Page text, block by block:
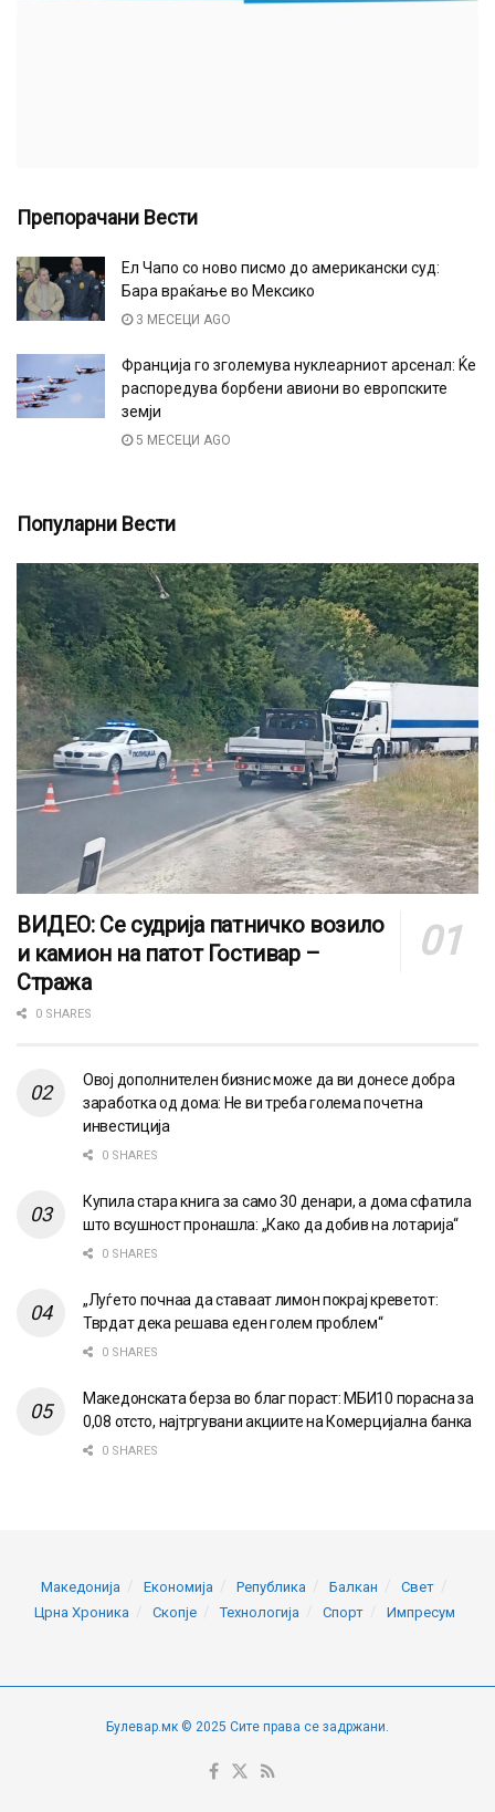
Препорачани Вести
Ел Чапо со ново писмо до американски суд:
Бара враќање во Мексико
3 МЕСЕЦИ AGO
Франција го зголемува нуклеарниот арсенал: Ќе
распоредува борбени авиони во европските
земји
5 МЕСЕЦИ AGO
Популарни Вести
ВИДЕО: Се судрија патничко возило
и камион на патот Гостивар –
Стража
0 SHARES
Овој дополнителен бизнис може да ви донесе добра
заработка од дома: Не ви треба голема почетна
инвестиција
0 SHARES
Купила стара книга за само 30 денари, а дома сфатила
што всушност пронашла: „Како да добив на лотарија“
0 SHARES
„Луѓето почнаа да ставаат лимон покрај креветот:
Тврдат дека решава еден голем проблем“
0 SHARES
Македонската берза во благ пораст: МБИ10 порасна за
0,08 отсто, најтргувани акциите на Комерцијална банка
0 SHARES
Македонија Економија Република Балкан
Свет
Црна Хроника
Скопје Технологија Спорт Импресум
Булевар.мк © 2025 Сите права се задржани.